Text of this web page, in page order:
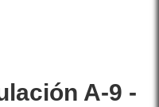
A-9 -